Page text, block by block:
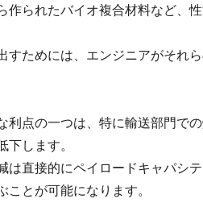
作られたバイオ複合材料など、
すためには、エンジニアがそれ
利点の一つは、特に輸送部門で
します。
は直接的にペイロードキャパシ
とが可能になります。